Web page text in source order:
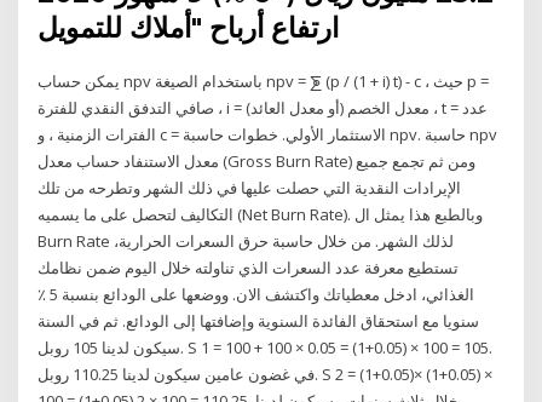
ارتفاع أرباح "أملاك للتمويل
يمكن حساب npv باستخدام الصيغة npv = ⨊ (p / (1 + i) t) - c ، حيث p =
صافي التدفق النقدي للفترة ، i = معدل الخصم (أو معدل العائد) ، t = عدد
الفترات الزمنية ، و c = الاستثمار الأولي. خطوات حاسبة npv. حاسبة npv
معدل الاستنفاد حساب معدل (Gross Burn Rate) ومن ثم تجمع جميع
الإيرادات النقدية التي حصلت عليها في ذلك الشهر وتطرحه من تلك
التكاليف لتحصل على ما يسميه (Net Burn Rate). وبالطبع هذا يمثل ال
Burn Rate لذلك الشهر. من خلال حاسبة حرق السعرات الحرارية،
تستطيع معرفة عدد السعرات الذي تناولته خلال اليوم ضمن نظامك
الغذائي، ادخل معطياتك واكتشف الان. ووضعها على الودائع بنسبة 5 ٪
سنويا مع استحقاق الفائدة السنوية وإضافتها إلى الودائع. ثم في السنة
سيكون لدينا 105 روبل. S 1 = 100 + 100 × 0.05 = (1+0.05) × 100 = 105.
في غضون عامين سيكون لدينا 110.25 روبل. S 2 = (1+0.05)× (1+0.05) ×